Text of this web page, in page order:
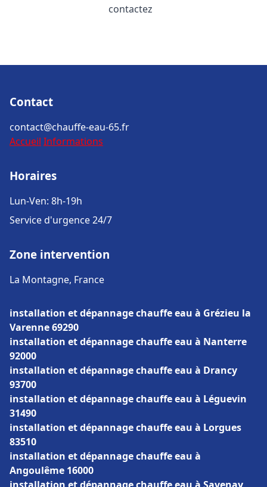
contactez
Contact
contact@chauffe-eau-65.fr
Accueil Informations
Horaires
Lun-Ven: 8h-19h
Service d'urgence 24/7
Zone intervention
La Montagne, France
installation et dépannage chauffe eau à Grézieu la
Varenne 69290
installation et dépannage chauffe eau à Nanterre
92000
installation et dépannage chauffe eau à Drancy
93700
installation et dépannage chauffe eau à Léguevin
31490
installation et dépannage chauffe eau à Lorgues
83510
installation et dépannage chauffe eau à
Angoulême 16000